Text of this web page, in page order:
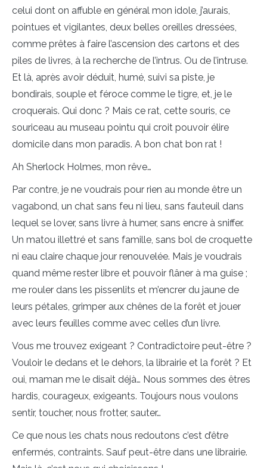
celui dont on affuble en général mon idole, j’aurais,
pointues et vigilantes, deux belles oreilles dressées,
comme prêtes à faire l’ascension des cartons et des
piles de livres, à la recherche de l’intrus. Ou de l’intruse.
Et là, après avoir déduit, humé, suivi sa piste, je
bondirais, souple et féroce comme le tigre, et, je le
croquerais. Qui donc ? Mais ce rat, cette souris, ce
souriceau au museau pointu qui croit pouvoir élire
domicile dans mon paradis. A bon chat bon rat !
Ah Sherlock Holmes, mon rêve…
Par contre, je ne voudrais pour rien au monde être un
vagabond, un chat sans feu ni lieu, sans fauteuil dans
lequel se lover, sans livre à humer, sans encre à sniffer.
Un matou illettré et sans famille, sans bol de croquette
ni eau claire chaque jour renouvelée. Mais je voudrais
quand même rester libre et pouvoir flâner à ma guise ;
me rouler dans les pissenlits et m’encrer du jaune de
leurs pétales, grimper aux chênes de la forêt et jouer
avec leurs feuilles comme avec celles d’un livre.
Vous me trouvez exigeant ? Contradictoire peut-être ?
Vouloir le dedans et le dehors, la librairie et la forêt ? Et
oui, maman me le disait déjà… Nous sommes des êtres
hardis, courageux, exigeants. Toujours nous voulons
sentir, toucher, nous frotter, sauter…
Ce que nous les chats nous redoutons c’est d’être
enfermés, contraints. Sauf peut-être dans une librairie.